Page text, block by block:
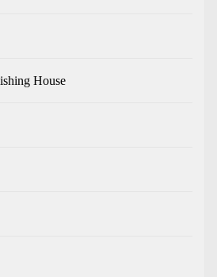
House